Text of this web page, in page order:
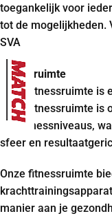
toegankelijk voor
tot de mogelijkheden.
SVA
fitnessruimte
Onze fitnessruimte
Onze fitnessruimte
alle fitnessniveaus,
sfeer en
Onze fitnessruimte
manier aan je